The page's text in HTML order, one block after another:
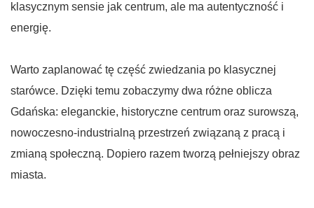
klasycznym sensie jak centrum, ale ma autentyczność i
energię.
Warto zaplanować tę część zwiedzania po klasycznej
starówce. Dzięki temu zobaczymy dwa różne oblicza
Gdańska: eleganckie, historyczne centrum oraz surowszą,
nowoczesno-industrialną przestrzeń związaną z pracą i
zmianą społeczną. Dopiero razem tworzą pełniejszy obraz
miasta.